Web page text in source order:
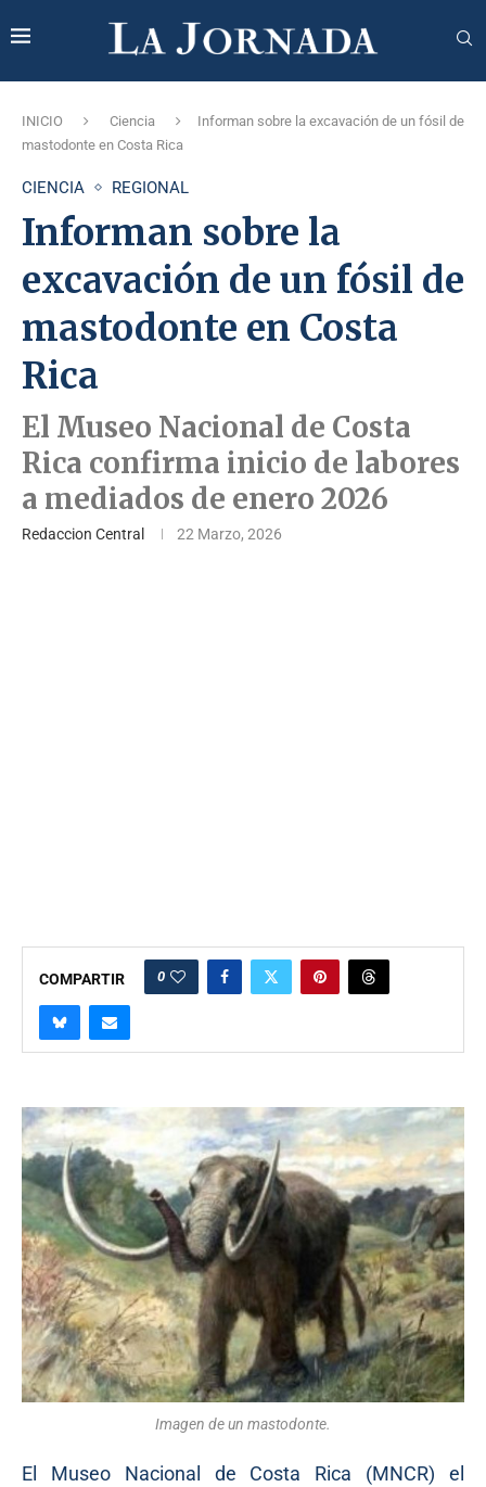
INICIO Ciencia
Informan sobre la excavación de un fósil de
mastodonte en Costa Rica
CIENCIA REGIONAL
Informan sobre la
excavación de un fósil de
mastodonte en Costa
Rica
El Museo Nacional de Costa
Rica confirma inicio de labores
a mediados de enero 2026
Redaccion Central 22 Marzo, 2026
COMPARTIR 0
Imagen de un mastodonte.
El Museo Nacional de Costa Rica (MNCR) el